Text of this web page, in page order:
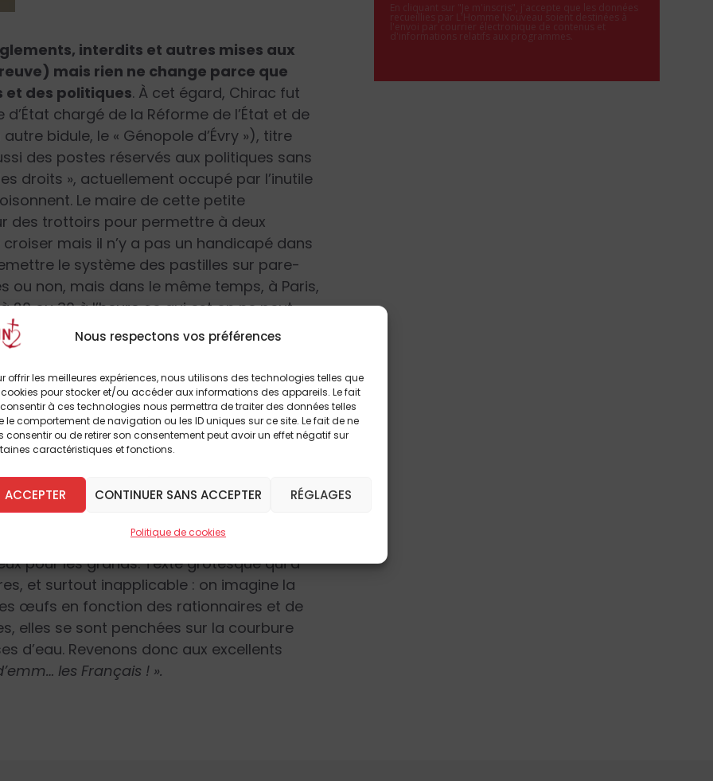
Nous respectons vos préférences
offrir les meilleures expériences, nous utilisons des technologies telles que
pour stocker et/ou accéder aux informations des appareils. Le fait
à ces technologies nous permettra de traiter des données telles
le comportement de navigation ou les ID uniques sur ce site. Le fait de ne
consentir ou de retirer son consentement peut avoir un effet négatif sur
caractéristiques et fonctions.
ACCEPTER CONTINUER SANS ACCEPTER RÉGLAGES
Politique de cookies
interdits et autres mises aux
mais rien ne change parce que
et des politiques. À cet égard, Chirac fut
chargé de la Réforme de l’État et de
bidule, le « Génopole d’Évry »), titre
des postes réservés aux politiques sans
droits », actuellement occupé par l’inutile
Le maire de cette petite
des trottoirs pour permettre à deux
mais il n’y a pas un handicapé dans
le système des pastilles sur pare-
ou non, mais dans le même temps, à Paris,
20 ou 30 à l’heure ce qui est on ne peut
km/h ce qui permettra de rester chez soi.
devront« fixer un loyer qui
par l’OLAP »(Observatoire des loyers
signaler que si le Code du travail
voici quand même l’une des
: ils se sont mis à 52 fonctionnaires
l’usage des œufs durs dans les
en crèche, un demi pour ceux en
pour les grands. Texte grotesque qui a
et surtout inapplicable : on imagine la
œufs en fonction des rationnaires et de
elles se sont penchées sur la courbure
d’eau. Revenons donc aux excellents
les Français ! ».
En cliquant sur "Je m'inscris", j'accepte que les données
recueillies par L'Homme Nouveau soient destinées à
l'envoi par courrier électronique de contenus et
d'informations relatifs aux programmes.